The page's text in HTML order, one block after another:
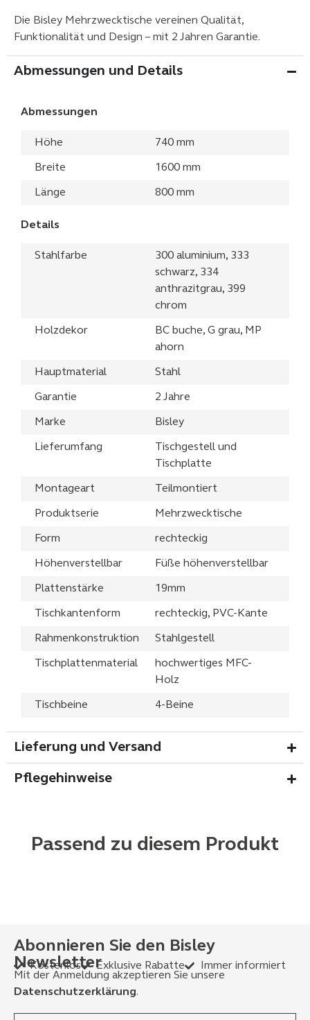
Die Bisley Mehrzwecktische vereinen Qualität,
Funktionalität und Design – mit 2 Jahren Garantie.
Abmessungen und Details
Abmessungen
Höhe 740 mm
Breite 1600 mm
Länge 800 mm
Details
Stahlfarbe
300 aluminium, 333
schwarz, 334
anthrazitgrau, 399
chrom
Holzdekor
BC buche, G grau, MP
ahorn
Hauptmaterial Stahl
Garantie 2 Jahre
Marke Bisley
Lieferumfang
Tischgestell und
Tischplatte
Montageart Teilmontiert
Produktserie Mehrzwecktische
Form rechteckig
Höhenverstellbar Füße höhenverstellbar
Plattenstärke 19mm
Tischkantenform rechteckig, PVC-Kante
Rahmenkonstruktion Stahlgestell
Tischplattenmaterial
hochwertiges MFC-
Holz
Tischbeine 4-Beine
Lieferung und Versand
Pflegehinweise
Passend zu diesem Produkt
Abonnieren Sie den Bisley
Newsletter
Kostenlos Exklusive Rabatte
Immer informiert
Mit der Anmeldung akzeptieren Sie unsere
Datenschutzerklärung.